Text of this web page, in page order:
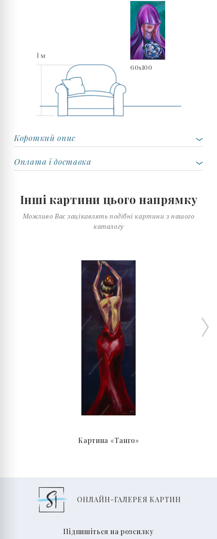
60x100
Короткий опис
Оплата і доставка
Інші картини цього напрямку
Можливо Вас зацікавлять подібні картини з нашого
каталогу
Картина «Танго»
ОНЛАЙН-ГАЛЕРЕЯ КАРТИН
Підпишіться на розсилку